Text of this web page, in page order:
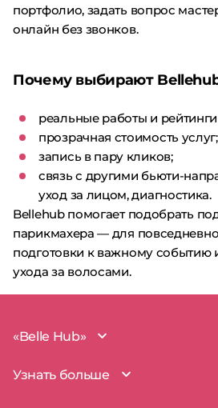
портфолио, задать вопрос
онлайн без звонков.
Почему выбирают
реальные работы и
прозрачная стоимость услуг;
запись в пару кликов;
связь с другими бьюти-
уход за лицом, диагностика.
Bellehub помогает подобрать
парикмахера — для
подготовки к важному событию
ухода за волосами.
«Belle Hub»
О проекте
Узнать больше